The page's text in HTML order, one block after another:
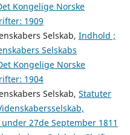
Kongelige Norske
1909
Selskab, Indhold ;
Selskabs
Kongelige Norske
1904
Selskab, Statuter
27de September 1811